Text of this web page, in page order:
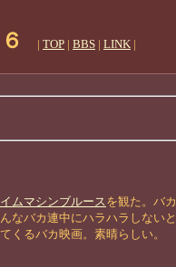
| TOP | BBS | LINK |
ムマシンブルースを観た。バ
なバカ連中にハラハラしない
くるバカ映画。素晴らしい。